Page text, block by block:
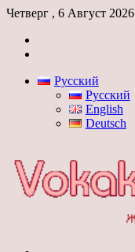
Четверг , 6 Август 2026
Русский
Русский
English
Deutsch